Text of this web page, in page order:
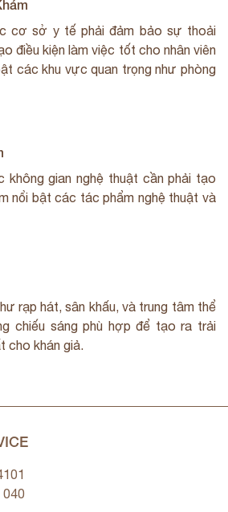
cơ sở y tế phải đảm bảo sự thoải
điều kiện làm việc tốt cho nhân viên
các khu vực quan trọng như phòng
không gian nghệ thuật cần phải tạo
nổi bật các tác phẩm nghệ thuật và
rạp hát, sân khấu, và trung tâm thể
chiếu sáng phù hợp để tạo ra trải
cho khán giả.
040